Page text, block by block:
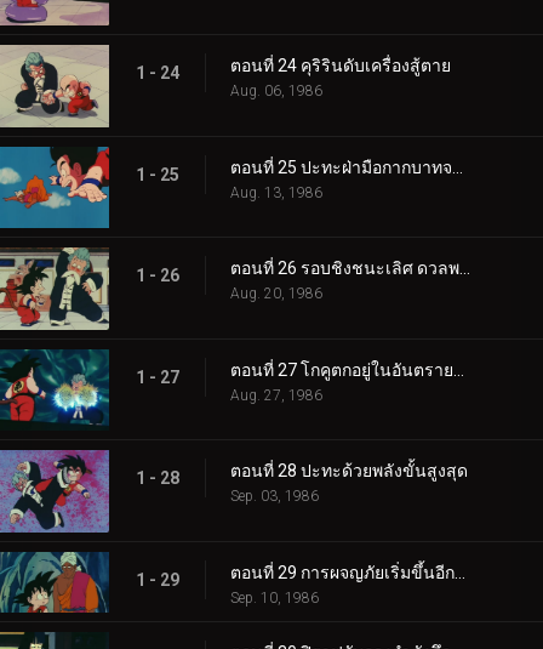
1 - 24 ตอนที่ 24 คุริรินดับเครื่องสู้ตาย
Aug. 06, 1986
1 - 25
Aug. 13, 1986
1 - 26 ตอนที่ 26 รอบชิงชนะเลิศ ดวลพลังคลื่นเต่า
Aug. 20, 1986
1 - 27
Aug. 27, 1986
1 - 28 ตอนที่ 28 ปะทะด้วยพลังขั้นสูงสุด
Sep. 03, 1986
1 - 29
Sep. 10, 1986